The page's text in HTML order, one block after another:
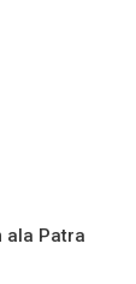
ala Patra